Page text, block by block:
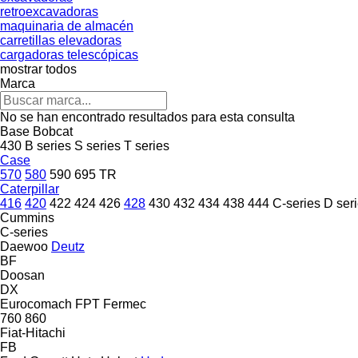
retroexcavadoras
maquinaria de almacén
carretillas elevadoras
cargadoras telescópicas
mostrar todos
Marca
No se han encontrado resultados para esta consulta
Base Bobcat
430 B series S series T series
Case
570 580 590 695 TR
Caterpillar
416 420 422 424 426 428 430 432 434 438 444 C-series D
Cummins
C-series
Daewoo Deutz
BF
Doosan
DX
Eurocomach FPT Fermec
760 860
Fiat-Hitachi
FB